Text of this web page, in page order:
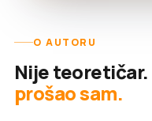
O AUTORU
Nije teoretičar.
prošao sam.